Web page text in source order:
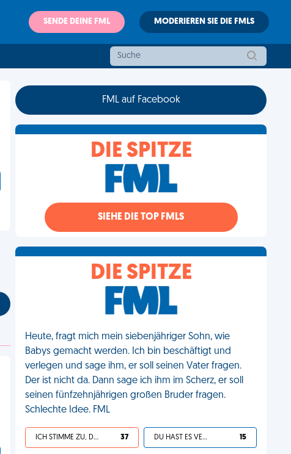
SENDE DEINE FML MODERIEREN SIE DIE FMLS
FML auf Facebook
DIE SPITZE
SIEHE DIE TOP FMLS
DIE SPITZE
Heute, fragt mich mein siebenjähriger Sohn, wie
Babys gemacht werden. Ich bin beschäftigt und
verlegen und sage ihm, er soll seinen Vater fragen.
Der ist nicht da. Dann sage ich ihm im Scherz, er soll
seinen fünfzehnjährigen großen Bruder fragen.
Schlechte Idee. FML
ICH STIMME ZU, DEIN LEBEN IST SCHEISSE 37 DU HAST ES VERDIENT 15